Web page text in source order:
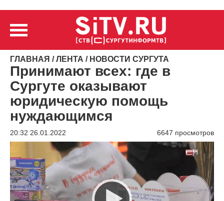
ГЛАВНАЯ /ЛЕНТА / НОВОСТИ СУРГУТА
Принимают всех: где в
Сургуте оказывают
юридическую помощь
нуждающимся
20:32 26.01.2022 6647 просмотров
Видеоплеер